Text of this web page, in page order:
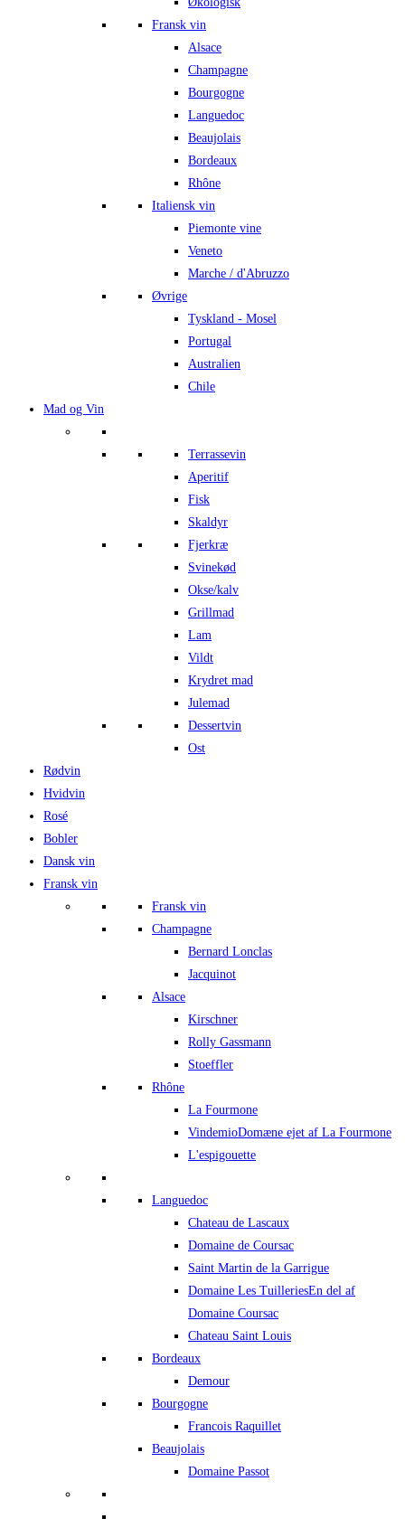
Fransk vin
Alsace
Champagne
Bourgogne
Languedoc
Beaujolais
Bordeaux
Rhône
Italiensk vin
Piemonte vine
Veneto
Marche / d'Abruzzo
Øvrige
Tyskland - Mosel
Portugal
Australien
Chile
Mad og Vin
Terrassevin
Aperitif
Fisk
Skaldyr
Fjerkræ
Svinekød
Okse/kalv
Grillmad
Lam
Vildt
Krydret mad
Julemad
Dessertvin
Ost
Rødvin
Hvidvin
Rosé
Bobler
Dansk vin
Fransk vin
Fransk vin
Champagne
Bernard Lonclas
Jacquinot
Alsace
Kirschner
Rolly Gassmann
Stoeffler
Rhône
La Fourmone
VindemioDomæne ejet af La Fourmone
L'espigouette
Languedoc
Chateau de Lascaux
Domaine de Coursac
Saint Martin de la Garrigue
Domaine Les TuilleriesEn del af
Domaine Coursac
Chateau Saint Louis
Bordeaux
Demour
Bourgogne
Francois Raquillet
Beaujolais
Domaine Passot